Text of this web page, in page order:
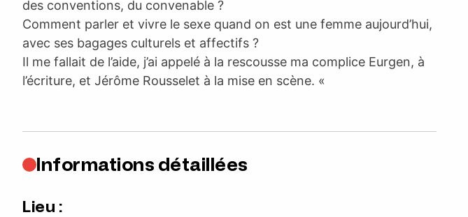
des conventions, du convenable ?
Comment parler et vivre le sexe quand on est une femme aujourd’hui,
avec ses bagages culturels et affectifs ?
Il me fallait de l’aide, j’ai appelé à la rescousse ma complice Eurgen, à
l’écriture, et Jérôme Rousselet à la mise en scène. «
Informations détaillées
Lieu :